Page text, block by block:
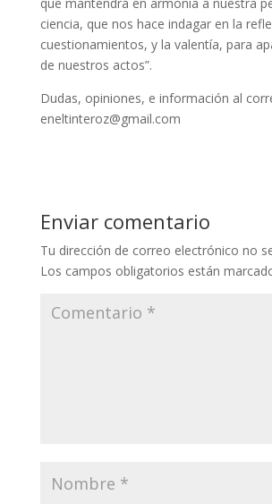
que mantendrá en armonía a nuestra
ciencia, que nos hace indagar en la
cuestionamientos, y la valentía, para
de nuestros actos”.
Dudas, opiniones, e información al
eneltinteroz@gmail.com
Enviar comentario
Tu dirección de correo electrónico no
Los campos obligatorios están